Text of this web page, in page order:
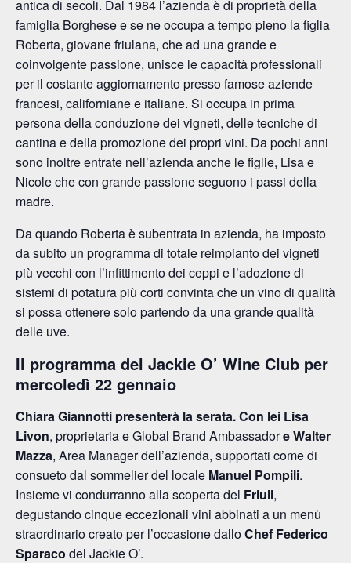
antica di secoli. Dal 1984 l’azienda è di proprietà della
famiglia Borghese e se ne occupa a tempo pieno la figlia
Roberta, giovane friulana, che ad una grande e
coinvolgente passione, unisce le capacità professionali
per il costante aggiornamento presso famose aziende
francesi, californiane e italiane. Si occupa in prima
persona della conduzione dei vigneti, delle tecniche di
cantina e della promozione dei propri vini. Da pochi anni
sono inoltre entrate nell’azienda anche le figlie, Lisa e
Nicole che con grande passione seguono i passi della
madre.
Da quando Roberta è subentrata in azienda, ha imposto
da subito un programma di totale reimpianto dei vigneti
più vecchi con l’infittimento dei ceppi e l’adozione di
sistemi di potatura più corti convinta che un vino di qualità
si possa ottenere solo partendo da una grande qualità
delle uve.
Il programma del Jackie O’ Wine Club per
mercoledì 22 gennaio
Chiara Giannotti presenterà la serata. Con lei Lisa
Livon, proprietaria e Global Brand Ambassadore Walter
Mazza, Area Manager dell’azienda, supportati come di
consueto dal sommelier del locale Manuel Pompili.
Insieme vi condurranno alla scoperta del Friuli,
degustando cinque eccezionali vini abbinati a un menù
straordinario creato per l’occasione dalloChef Federico
Sparaco del Jackie O’.